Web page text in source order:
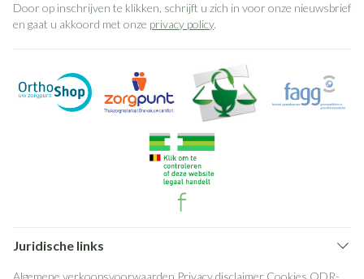
Door op inschrijven te klikken, schrijft u zich in voor onze nieuwsbrief
en gaat u akkoord met onze privacy policy.
Juridische links
Algemene verkoopsvoorwaarden Privacy disclaimer Cookies ODR-